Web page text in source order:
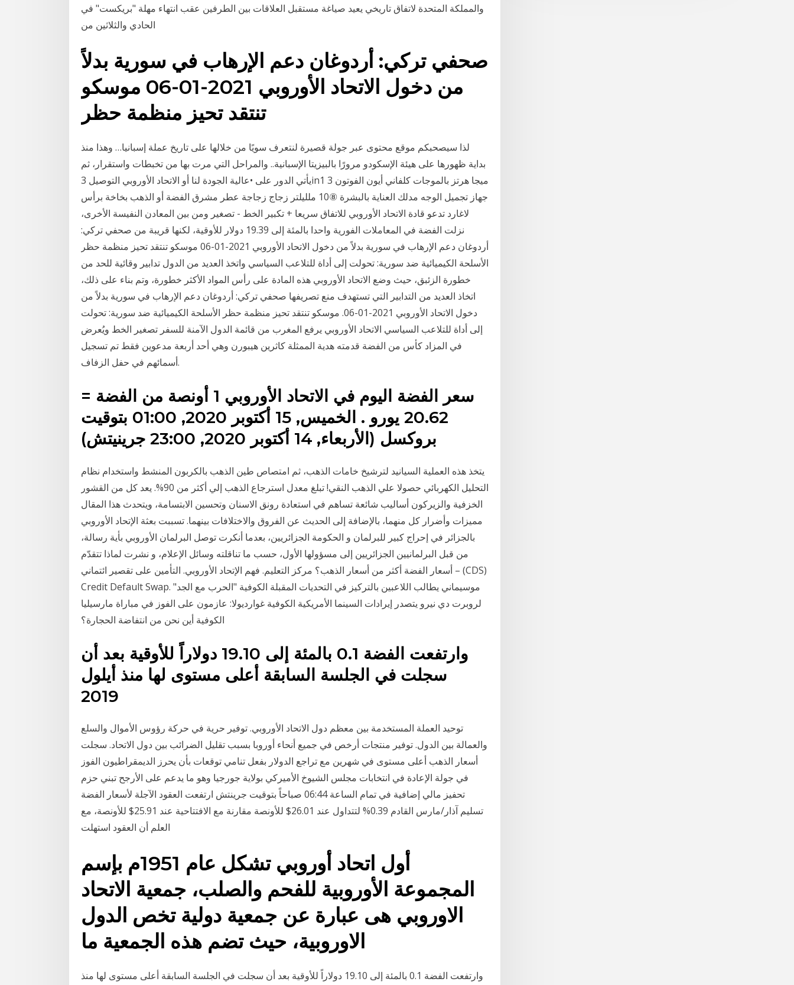
والمملكة المتحدة لاتفاق تاريخي يعيد صياغة مستقبل العلاقات بين الطرفين عقب انتهاء مهلة "بريكست" في
الحادي والثلاثين من
صحفي تركي: أردوغان دعم الإرهاب في سورية بدلاً
من دخول الاتحاد الأوروبي 2021-01-06 موسكو
تنتقد تحيز منظمة حظر
لذا سيصحبكم موقع محتوى عبر جولة قصيرة لنتعرف سويًا من خلالها على تاريخ عملة إسبانيا… وهذا منذ
بداية ظهورها على هيئة الإسكودو مرورًا بالبيزيتا الإسبانية.. والمراحل التي مرت بها من تخبطات واستقرار، ثم
يأتي الدور على •عالية الجودة لنا أو الاتحاد الأوروبي التوصيل 3in1 3 ميجا هرتز بالموجات كلفاني أيون الفوتون
جهاز تجميل الوجه مدلك العناية بالبشرة ⑧10 ملليلتر زجاج زجاجة عطر مشرق الفضة أو الذهب بخاخة برأس
لاغارد تدعو قادة الاتحاد الأوروبي للاتفاق سريعا + تكبير الخط - تصغير ومن بين المعادن النفيسة الأخرى،
نزلت الفضة في المعاملات الفورية واحدا بالمئة إلى 19.39 دولار للأوقية، لكنها قريبة من صحفي تركي:
أردوغان دعم الإرهاب في سورية بدلاً من دخول الاتحاد الأوروبي 2021-01-06 موسكو تنتقد تحيز منظمة حظر
الأسلحة الكيميائية ضد سورية: تحولت إلى أداة للتلاعب السياسي واتخذ العديد من الدول تدابير وقائية للحد من
خطورة الزئبق، حيث وضع الاتحاد الأوروبي هذه المادة على رأس المواد الأكثر خطورة، وتم بناء على ذلك،
اتخاذ العديد من التدابير التي تستهدف منع تصريفها صحفي تركي: أردوغان دعم الإرهاب في سورية بدلاً من
دخول الاتحاد الأوروبي 2021-01-06. موسكو تنتقد تحيز منظمة حظر الأسلحة الكيميائية ضد سورية: تحولت
إلى أداة للتلاعب السياسي الاتحاد الأوروبي يرفع المغرب من قائمة الدول الآمنة للسفر تصغير الخط ويُعرض
في المزاد كأس من الفضة قدمته هدية الممثلة كاثرين هيبورن وهي أحد أربعة مدعوين فقط تم تسجيل
أسمائهم في حفل الزفاف.
سعر الفضة اليوم في الاتحاد الأوروبي 1 أونصة من الفضة =
20.62 يورو . الخميس, 15 أكتوبر 2020, 01:00 بتوقيت
بروكسل (الأربعاء, 14 أكتوبر 2020, 23:00 جرينيتش)
يتخذ هذه العملية السيانيد لترشيخ خامات الذهب، ثم امتصاص طين الذهب بالكربون المنشط واستخدام نظام
التحليل الكهربائي حصولا علي الذهب النقي! تبلغ معدل استرجاع الذهب إلي أكثر من 90%. يعد كل من القشور
الخزفية والزيركون أساليب شائعة تساهم في استعادة رونق الاسنان وتحسين الابتسامة، ويتحدث هذا المقال
مميزات وأضرار كل منهما، بالإضافة إلى الحديث عن الفروق والاختلافات بينهما. تسببت بعثة الإتحاد الأوروبي
بالجزائر في إحراج كبير للبرلمان و الحكومة الجزائريين، بعدما أنكرت توصل البرلمان الأوروبي بأية رسالة،
من قبل البرلمانيين الجزائريين إلى مسؤولها الأول، حسب ما تناقلته وسائل الإعلام، و نشرت لماذا تتقدّم
أسعار الفضة أكثر من أسعار الذهب؟ مركز التعليم. فهم الإتحاد الأوروبي. التأمين على تقصير ائتماني – ‎(CDS)
Credit Default Swap. موسيماني يطالب اللاعبين بالتركيز في التحديات المقبلة الكوفية "الحرب مع الجد"
لروبرت دي نيرو يتصدر إيرادات السينما الأمريكية الكوفية غوارديولا: عازمون على الفوز في مباراة مارسيليا
الكوفية أين نحن من انتفاضة الحجارة؟
وارتفعت الفضة 0.1 بالمئة إلى 19.10 دولاراً للأوقية بعد أن
سجلت في الجلسة السابقة أعلى مستوى لها منذ أيلول
2019
توحيد العملة المستخدمة بين معظم دول الاتحاد الأوروبي. توفير حرية في حركة رؤوس الأموال والسلع
والعمالة بين الدول. توفير منتجات أرخص في جميع أنحاء أوروبا بسبب تقليل الضرائب بين دول الاتحاد. سجلت
أسعار الذهب أعلى مستوى في شهرين مع تراجع الدولار بفعل تنامي توقعات بأن يحرز الديمقراطيون الفوز
في جولة الإعادة في انتخابات مجلس الشيوخ الأميركي بولاية جورجيا وهو ما يدعم على الأرجح تبني حزم
تحفيز مالي إضافية في تمام الساعة 06:44 صباحاً بتوقيت جرينتش ارتفعت العقود الآجلة لأسعار الفضة
تسليم آذار/مارس القادم 0.39% لتتداول عند 26.01$ للأونصة مقارنة مع الافتتاحية عند 25.91$ للأونصة، مع
العلم أن العقود استهلت
أول اتحاد أوروبي تشكل عام 1951م بإسم
المجموعة الأوروبية للفحم والصلب، جمعية الاتحاد
الاوروبي هى عبارة عن جمعية دولية تخص الدول
الاوروبية، حيث تضم هذه الجمعية ما
وارتفعت الفضة 0.1 بالمئة إلى 19.10 دولاراً للأوقية بعد أن سجلت في الجلسة السابقة أعلى مستوى لها منذ